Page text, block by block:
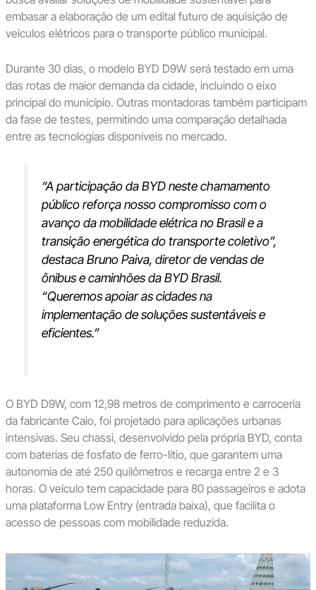
embasar a elaboração de um edital futuro de aquisição de
veículos elétricos para o transporte público municipal.
Durante 30 dias, o modelo BYD D9W será testado em uma
das rotas de maior demanda da cidade, incluindo o eixo
principal do município. Outras montadoras também participam
da fase de testes, permitindo uma comparação detalhada
entre as tecnologias disponíveis no mercado.
“A participação da BYD neste chamamento
público reforça nosso compromisso com o
avanço da mobilidade elétrica no Brasil e a
transição energética do transporte coletivo”,
destaca Bruno Paiva, diretor de vendas de
ônibus e caminhões da BYD Brasil.
“Queremos apoiar as cidades na
implementação de soluções sustentáveis e
eficientes.”
O BYD D9W, com 12,98 metros de comprimento e carroceria
da fabricante Caio, foi projetado para aplicações urbanas
intensivas. Seu chassi, desenvolvido pela própria BYD, conta
com baterias de fosfato de ferro-lítio, que garantem uma
autonomia de até 250 quilômetros e recarga entre 2 e 3
horas. O veículo tem capacidade para 80 passageiros e adota
uma plataforma Low Entry (entrada baixa), que facilita o
acesso de pessoas com mobilidade reduzida.